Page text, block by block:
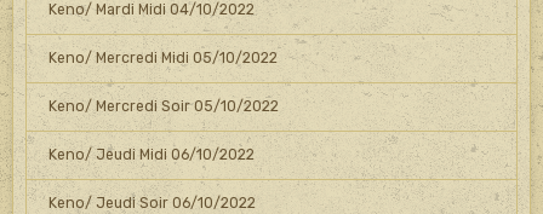
Keno/ Mardi Midi 04/10/2022
Keno/ Mercredi Midi 05/10/2022
Keno/ Mercredi Soir 05/10/2022
Keno/ Jeudi Midi 06/10/2022
Keno/ Jeudi Soir 06/10/2022